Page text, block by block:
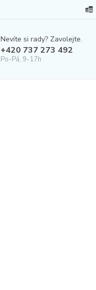
Nevíte si rady? Zavolejte.
+420 737 273 492
Po-Pá, 9-17h